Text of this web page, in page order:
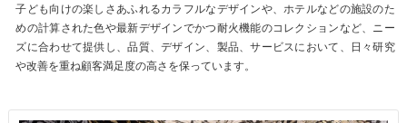
子ども向けの楽しさあふれるカラフルなデザインや、ホテルなどの施設のた
めの計算された色や最新デザインでかつ耐火機能のコレクションなど、ニー
ズに合わせて提供し、品質、デザイン、製品、サービスにおいて、日々研究
や改善を重ね顧客満足度の高さを保っています。